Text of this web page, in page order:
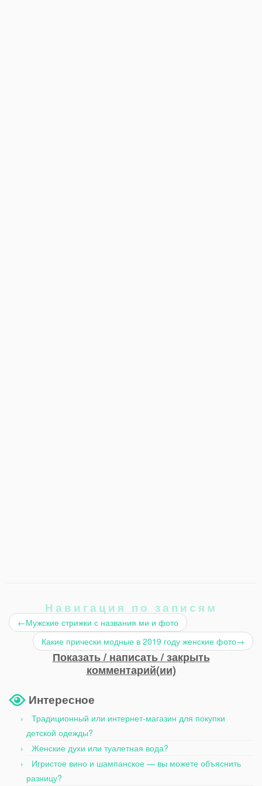
Навигация по записям
←Мужские стрижки с названия ми и фото
Какие прически модные в 2019 году женские фото→
Показать / написать / закрыть
комментарий(ии)
Интересное
Традиционный или интернет-магазин для покупки
детской одежды?
Женские духи или туалетная вода?
Игристое вино и шампанское — вы можете объяснить
разницу?